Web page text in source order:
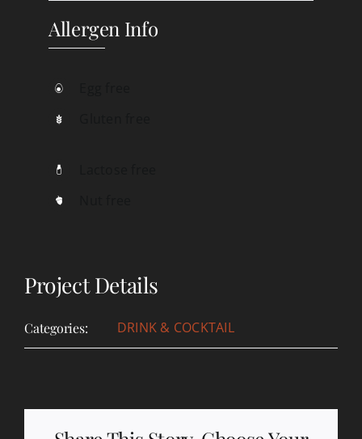
Allergen Info
Project Details
Categories: DRINK & COCKTAIL